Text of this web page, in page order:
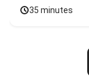
35 minutes